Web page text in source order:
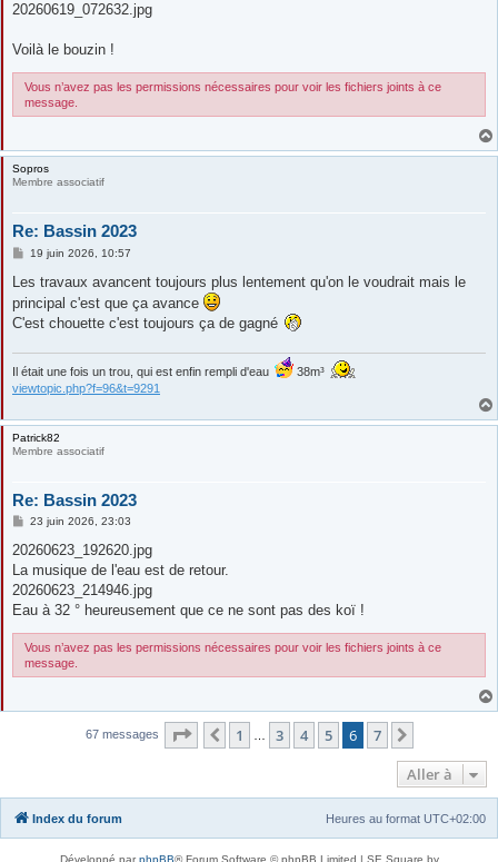
20260619_072632.jpg
Voilà le bouzin !
Vous n’avez pas les permissions nécessaires pour voir les fichiers joints à ce
message.
Sopros
Membre associatif
Re: Bassin 2023
M
s
a
g
e
19 juin 2026, 10:57
Les travaux avancent toujours plus lentement qu'on le voudrait mais le
principal c'est que ça avance
C'est chouette c'est toujours ça de gagné
Il était une fois un trou, qui est enfin rempli d'eau
38m³
viewtopic.php?f=96&t=9291
Patrick82
Membre associatif
Re: Bassin 2023
M
s
a
g
23 juin 2026, 23:03
20260623_192620.jpg
La musique de l'eau est de retour.
20260623_214946.jpg
Eau à 32 ° heureusement que ce ne sont pas des koï !
Vous n’avez pas les permissions nécessaires pour voir les fichiers joints à ce
message.
67 messages Page sur
Précédente
1 3 4 5 6 7
Aller à
Index du forum Heures au format UTC+02:00
Développé parphpBB® Forum Software © phpBB Limited | SE Square by